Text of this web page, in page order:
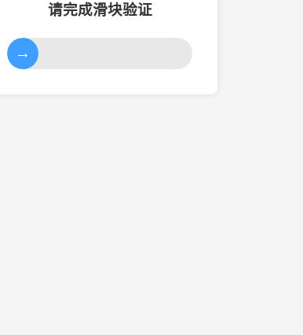
请完成滑块验证
→